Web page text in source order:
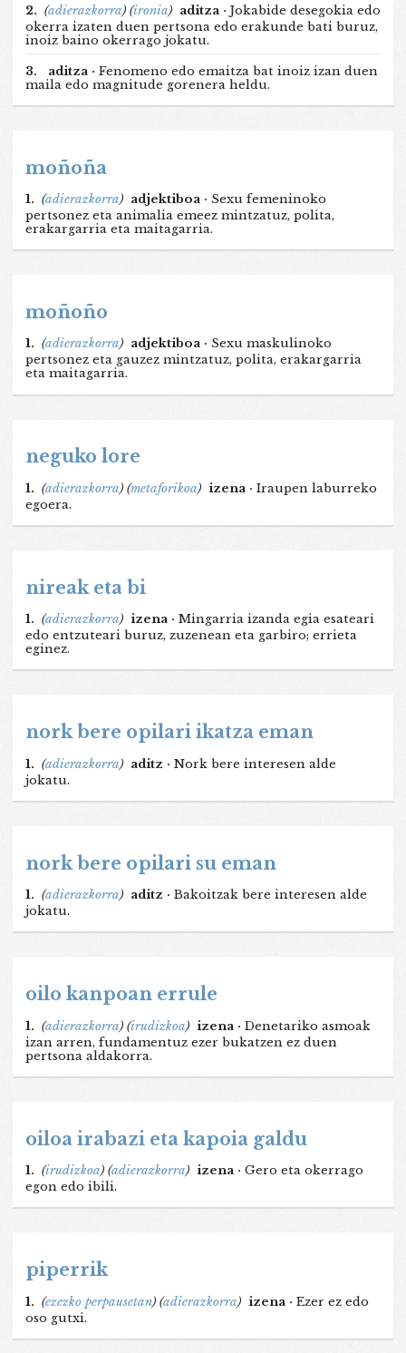
2. (adierazkorra) (ironia) aditza · Jokabide desegokia edo
okerra izaten duen pertsona edo erakunde bati buruz,
inoiz baino okerrago jokatu.
3.
aditza · Fenomeno edo emaitza bat inoiz izan duen
maila edo magnitude gorenera heldu.
moñoña
1. (adierazkorra) adjektiboa · Sexu femeninoko
pertsonez eta animalia emeez mintzatuz, polita,
erakargarria eta maitagarria.
moñoño
1. (adierazkorra) adjektiboa · Sexu maskulinoko
pertsonez eta gauzez mintzatuz, polita, erakargarria
eta maitagarria.
neguko lore
1. (adierazkorra) (metaforikoa) izena · Iraupen laburreko
egoera.
nireak eta bi
1. (adierazkorra) izena · Mingarria izanda egia esateari
edo entzuteari buruz, zuzenean eta garbiro; errieta
eginez.
nork bere opilari ikatza eman
1. (adierazkorra) aditz · Nork bere interesen alde
jokatu.
nork bere opilari su eman
1. (adierazkorra) aditz · Bakoitzak bere interesen alde
jokatu.
oilo kanpoan errule
1. (adierazkorra) (irudizkoa) izena · Denetariko asmoak
izan arren, fundamentuz ezer bukatzen ez duen
pertsona aldakorra.
oiloa irabazi eta kapoia galdu
1. (irudizkoa) (adierazkorra) izena · Gero eta okerrago
egon edo ibili.
piperrik
1. (ezezko perpausetan) (adierazkorra) izena · Ezer ez edo
oso gutxi.